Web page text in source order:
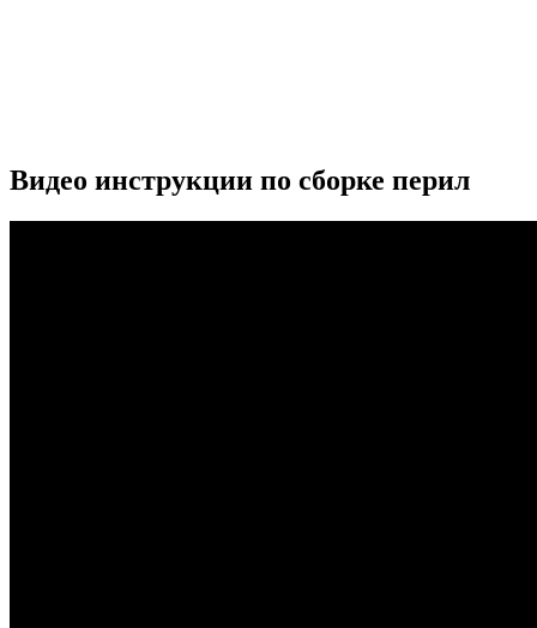
Видео инструкции по сборке перил